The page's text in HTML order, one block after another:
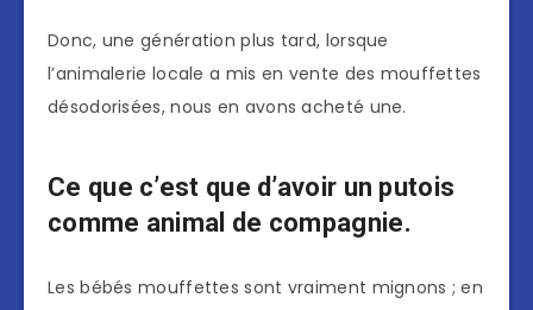
Donc, une génération plus tard, lorsque
l’animalerie locale a mis en vente des mouffettes
désodorisées, nous en avons acheté une.
Ce que c’est que d’avoir un putois
comme animal de compagnie.
Les bébés mouffettes sont vraiment mignons ; en